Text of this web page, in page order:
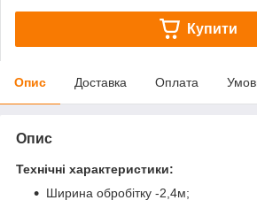
Купити
Опис Доставка Оплата
Опис
Технічні характеристики:
Ширина обробітку -2,4м;